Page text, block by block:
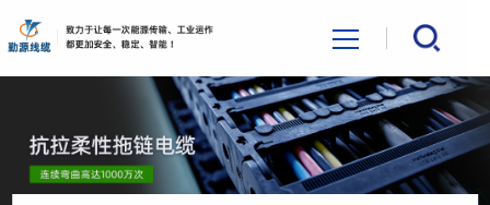
首页
关于我们